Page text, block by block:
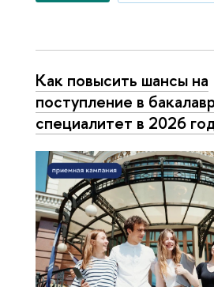
Как повысить шансы на
поступление в
специалитет в 2026